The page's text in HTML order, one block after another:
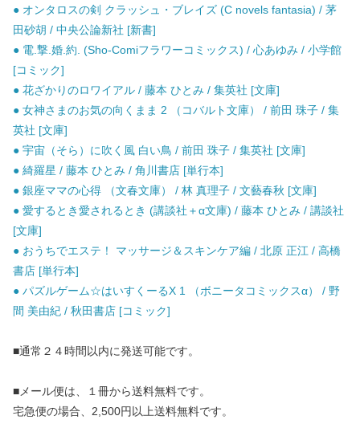
● オンタロスの剣 クラッシュ・ブレイズ (C novels fantasia) / 茅
田砂胡 / 中央公論新社 [新書]
● 電.撃.婚.約. (Sho-Comiフラワーコミックス) / 心あゆみ / 小学館
[コミック]
● 花ざかりのロワイアル / 藤本 ひとみ / 集英社 [文庫]
● 女神さまのお気の向くまま 2 （コバルト文庫） / 前田 珠子 / 集
英社 [文庫]
● 宇宙（そら）に吹く風 白い鳥 / 前田 珠子 / 集英社 [文庫]
● 綺羅星 / 藤本 ひとみ / 角川書店 [単行本]
● 銀座ママの心得 （文春文庫） / 林 真理子 / 文藝春秋 [文庫]
● 愛するとき愛されるとき (講談社＋α文庫) / 藤本 ひとみ / 講談社
[文庫]
● おうちでエステ！ マッサージ＆スキンケア編 / 北原 正江 / 高橋
書店 [単行本]
● パズルゲーム☆はいすくーるX 1 （ボニータコミックスα） / 野
間 美由紀 / 秋田書店 [コミック]
■通常２４時間以内に発送可能です。
■メール便は、１冊から送料無料です。
宅急便の場合、2,500円以上送料無料です。